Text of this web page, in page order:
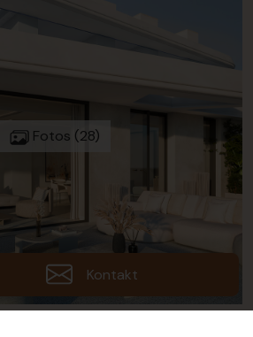
Fotos (28)
Kontakt